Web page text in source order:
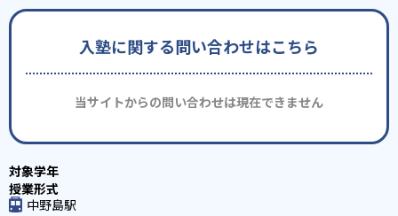
入塾に関する問い合わせはこちら
当サイトからの問い合わせは現在できません
中野島駅